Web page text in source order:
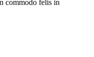
commodo felis in